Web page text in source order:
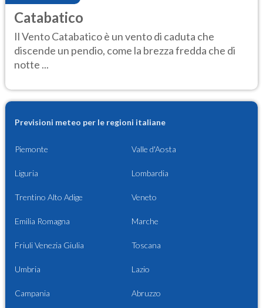
Catabatico
Il Vento Catabatico è un vento di caduta che
discende un pendio, come la brezza fredda che di
notte ...
Previsioni meteo per le regioni italiane
Piemonte Valle d'Aosta
Liguria Lombardia
Trentino Alto Adige Veneto
Emilia Romagna Marche
Friuli Venezia Giulia Toscana
Umbria Lazio
Campania Abruzzo